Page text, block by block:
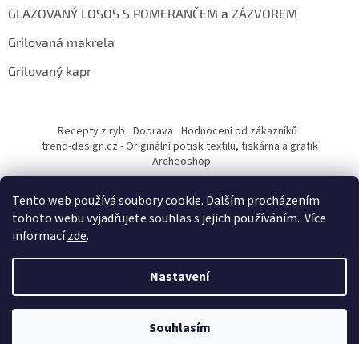
Tento web používá soubory cookie. Dalším procházením
tohoto webu vyjadřujete souhlas s jejich používáním.. Více
informacízde.
Nastavení
Souhlasím
GLAZOVANÝ LOSOS S POMERANČEM a ZÁZVOREM
Grilovaná makrela
Grilovaný kapr
Recepty z ryb Doprava Hodnocení od zákazníků
trend-design.cz - Originální potisk textilu, tiskárna a grafik
Archeoshop
Vytvořil Shoptet
rybarskesamolepky.cz